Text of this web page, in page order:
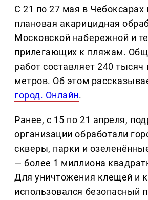
С 21 по 27 мая в Чебоксарах
плановая акарицидная
Московской набережной и
прилегающих к пляжам.
работ составляет 240
метров. Об этом
город. Онлайн.
Ранее, с 15 по 21 апреля,
организации обработали
скверы, парки и
— более 1 миллиона
Для уничтожения клещей и
использовался безопасный